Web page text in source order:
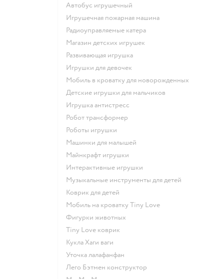
Автобус игрушечный
Игрушечная пожарная машина
Радиоуправляемые катера
Магазин детских игрушек
Развивающая игрушка
Игрушки для девочек
Мобиль в кроватку для новорожденных
Детские игрушки для мальчиков
Игрушка антистресс
Робот трансформер
Роботы игрушки
Машинки для малышей
Майнкрафт игрушки
Интерактивные игрушки
Музыкальные инструменты для детей
Коврик для детей
Мобиль на кроватку Tiny Love
Фигурки животных
Tiny Love коврик
Кукла Хаги ваги
Уточка лалафанфан
Лего Бэтмен конструктор